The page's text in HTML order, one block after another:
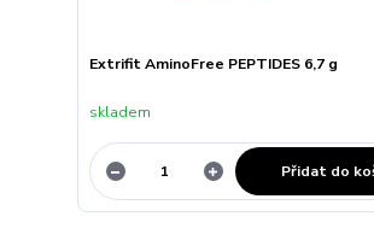
Extrifit AminoFree PEPTIDES 6,7 g
skladem
Přidat do